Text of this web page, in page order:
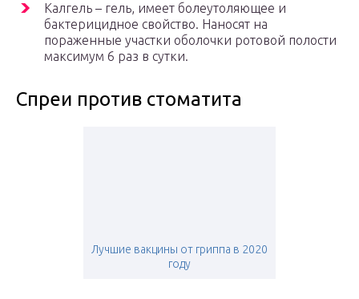
Калгель – гель, имеет болеутоляющее и
бактерицидное свойство. Наносят на
пораженные участки оболочки ротовой полости
максимум 6 раз в сутки.
Спреи против стоматита
Лучшие вакцины от гриппа в 2020
году